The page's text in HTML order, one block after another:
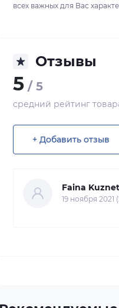
всех важных для Вас
Отзывы
5 / 5
средний рейтинг
+ Добавить отзыв
Faina
19 ноября 2021